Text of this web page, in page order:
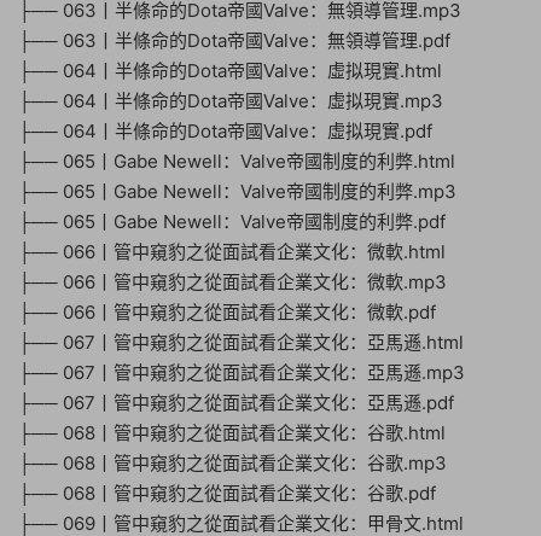
├── 063丨半條命的Dota帝國Valve：無領導管理.mp3
├── 063丨半條命的Dota帝國Valve：無領導管理.pdf
├── 064丨半條命的Dota帝國Valve：虛拟現實.html
├── 064丨半條命的Dota帝國Valve：虛拟現實.mp3
├── 064丨半條命的Dota帝國Valve：虛拟現實.pdf
├── 065丨Gabe Newell：Valve帝國制度的利弊.html
├── 065丨Gabe Newell：Valve帝國制度的利弊.mp3
├── 065丨Gabe Newell：Valve帝國制度的利弊.pdf
├── 066丨管中窺豹之從面試看企業文化：微軟.html
├── 066丨管中窺豹之從面試看企業文化：微軟.mp3
├── 066丨管中窺豹之從面試看企業文化：微軟.pdf
├── 067丨管中窺豹之從面試看企業文化：亞馬遜.html
├── 067丨管中窺豹之從面試看企業文化：亞馬遜.mp3
├── 067丨管中窺豹之從面試看企業文化：亞馬遜.pdf
├── 068丨管中窺豹之從面試看企業文化：谷歌.html
├── 068丨管中窺豹之從面試看企業文化：谷歌.mp3
├── 068丨管中窺豹之從面試看企業文化：谷歌.pdf
├── 069丨管中窺豹之從面試看企業文化：甲骨文.html